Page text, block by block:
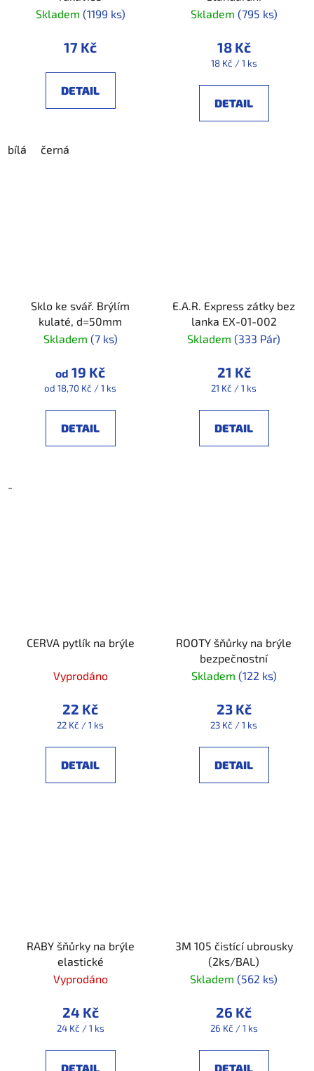
Skladem (1199 ks)
17 Kč
DETAIL
bílá černá
Skladem (795 ks)
18 Kč
Měrná
18 Kč / 1 ks
DETAIL
Sklo ke svář. Brýlím
kulaté, d=50mm
Skladem (7 ks)
od 19 Kč
Měrná
od 18,70 Kč / 1 ks
DETAIL
-
E.A.R. Express zátky bez
lanka EX-01-002
Skladem (333 Pár)
21 Kč
Měrná
21 Kč / 1 ks
DETAIL
CERVA pytlík na brýle
Vyprodáno
22 Kč
Měrná
22 Kč / 1 ks
DETAIL
ROOTY šňůrky na brýle
bezpečnostní
Skladem (122 ks)
23 Kč
Měrná
23 Kč / 1 ks
DETAIL
RABY šňůrky na brýle
elastické
Vyprodáno
24 Kč
Měrná
24 Kč / 1 ks
DETAIL
3M 105 čistící ubrousky
(2ks/BAL)
Skladem (562 ks)
26 Kč
Měrná
26 Kč / 1 ks
DETAIL